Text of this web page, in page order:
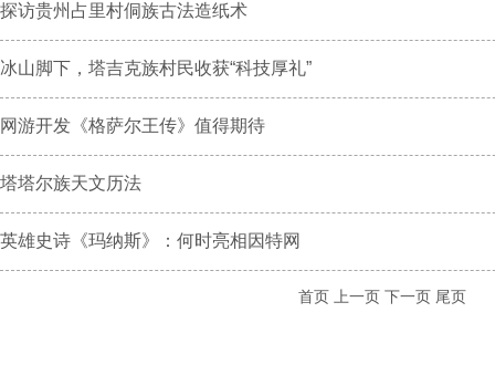
探访贵州占里村侗族古法造纸术
冰山脚下，塔吉克族村民收获“科技厚礼”
网游开发《格萨尔王传》值得期待
塔塔尔族天文历法
英雄史诗《玛纳斯》：何时亮相因特网
首页 上一页 下一页 尾页